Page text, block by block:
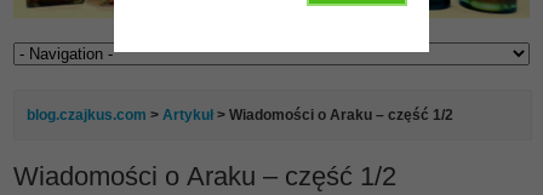
blog.czajkus.com > Artykuł > Wiadomości o Araku – część 1/2
Wiadomości o Araku – część 1/2